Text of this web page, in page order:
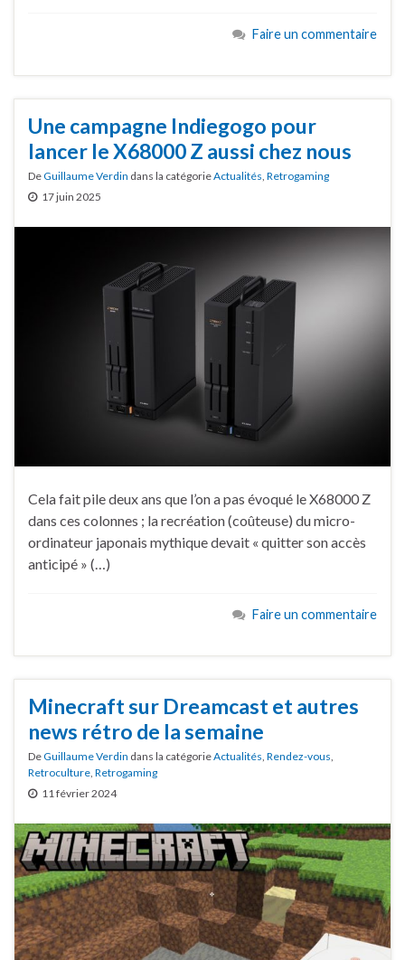
Faire un commentaire
Une campagne Indiegogo pour
lancer le X68000 Z aussi chez nous
DeGuillaume Verdin dans la catégorieActualités Retrogaming
17 juin 2025
Cela fait pile deux ans que l’on a pas évoqué le X68000 Z
dans ces colonnes ; la recréation (coûteuse) du micro-
ordinateur japonais mythique devait « quitter son accès
anticipé » (…)
Faire un commentaire
Minecraft sur Dreamcast et autres
news rétro de la semaine
DeGuillaume Verdin dans la catégorieActualités Rendez-vous
Retroculture Retrogaming
11 février 2024